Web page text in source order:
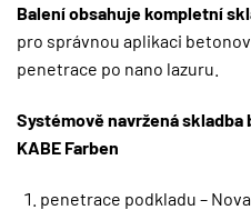
Balení obsahuje kompletní
pro správnou aplikaci
penetrace po nano lazuru.
Systémově navržená
KABE Farben
penetrace podkladu –